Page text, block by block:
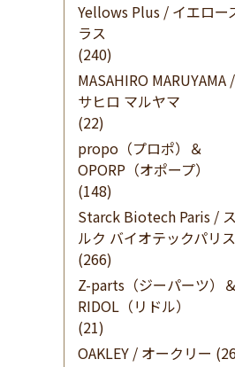
Yellows Plus / イエロー
ラス
(240)
MASAHIRO MARUYAMA
サヒロ マルヤマ
(22)
propo（プロポ）＆
OPORP（オポープ）
(148)
Starck Biotech Paris /
ルク バイオテックパリス
(266)
Z-parts（ジーパーツ）＆
RIDOL（リドル）
(21)
OAKLEY / オークリー